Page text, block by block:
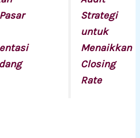
Strategi
untuk
Menaikkan
Closing
Rate